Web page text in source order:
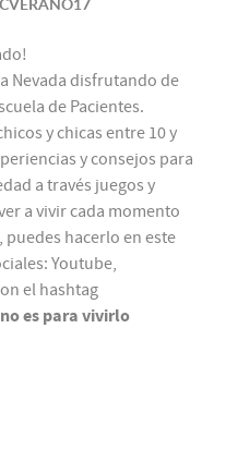
Nevada disfrutando de
de Pacientes.
y chicas entre 10 y
y consejos para
a través juegos y
a vivir cada momento
hacerlo en este
Youtube,
el hashtag
es para vivirlo